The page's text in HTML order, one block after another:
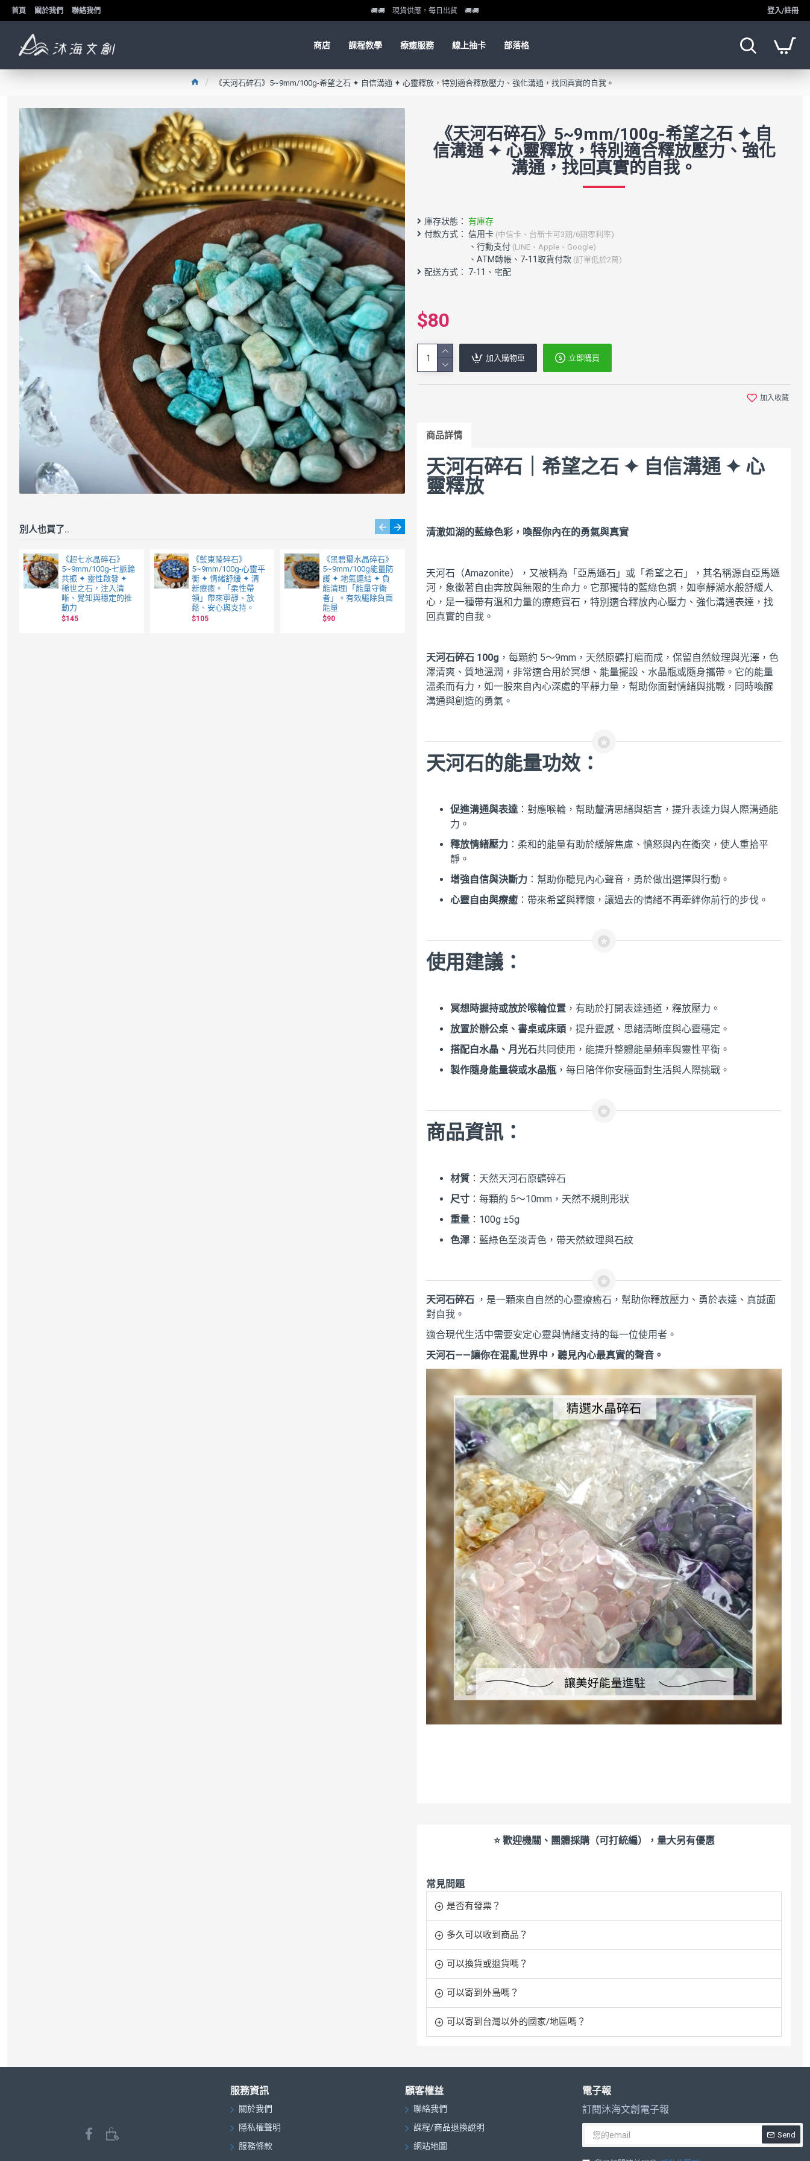
首頁 關於我們 聯絡我們 🚚🚚 現貨供應，每日出貨 🚚🚚 登入/註冊
商店 課程教學 療癒服務 線上抽卡 部落格
《天河石碎石》5~9mm/100g-希望之石 ✦ 自信溝通 ✦ 心靈釋放，特別適合釋放壓力、強化溝通，找回真實的自我。
別人也買了..
《超七水晶碎石》
5~9mm/100g-七脈輪
共振 ✦ 靈性啟發 ✦
稀世之石，注入清
晰、覺知與穩定的推
動力
$145
《藍東陵碎石》
5~9mm/100g-心靈平
衡 ✦ 情緒舒緩 ✦ 清
新療癒。「柔性帶
領」帶來寧靜、放
鬆、安心與支持。
$105
《黑碧璽水晶碎石》
5~9mm/100g能量防
護 ✦ 地氣連結 ✦ 負
能清理|「能量守衛
者」。有效驅除負面
能量
$90
/10支裝 附香插 火柴
盒大小 輕巧好攜帶 出
差旅行 香薰 燻香
$55
5~9mm/100g-靈性平
衡 ✦ 情緒療癒 ✦ 靈
魂覺醒，能量溫和而
強大，象徵著月光與
女性的能量
《天河石碎石》5~9mm/100g-希望之石 ✦ 自
信溝通 ✦ 心靈釋放，特別適合釋放壓力、強化
溝通，找回真實的自我。
庫存狀態： 有庫存
付款方式： 信用卡 (中信卡、台新卡可3期/6期零利率)
配送方式： 7-11、宅配
$80
加入購物車 立即購買
加入收藏
商品詳情
天河石碎石｜希望之石 ✦ 自信溝通 ✦ 心
靈釋放
清澈如湖的藍綠色彩，喚醒你內在的勇氣與真實
天河石（Amazonite），又被稱為「亞馬遜石」或「希望之石」，其名稱源自亞馬遜
河，象徵著自由奔放與無限的生命力。它那獨特的藍綠色調，如寧靜湖水般舒緩人
心，是一種帶有溫和力量的療癒寶石，特別適合釋放內心壓力、強化溝通表達，找
回真實的自我。
天河石碎石 100g ，每顆約 5～9mm，天然原礦打磨而成，保留自然紋理與光澤，色
澤清爽、質地溫潤，非常適合用於冥想、能量擺設、水晶瓶或隨身攜帶。它的能量
溫柔而有力，如一股來自內心深處的平靜力量，幫助你面對情緒與挑戰，同時喚醒
溝通與創造的勇氣。
天河石的能量功效：
促進溝通與表達：對應喉輪，幫助釐清思緒與語言，提升表達力與人際溝通能
力。
釋放情緒壓力 ：柔和的能量有助於緩解焦慮、憤怒與內在衝突，使人重拾平
靜。
增強自信與決斷力 ：幫助你聽見內心聲音，勇於做出選擇與行動。
心靈自由與療癒 ：帶來希望與釋懷，讓過去的情緒不再牽絆你前行的步伐。
使用建議：
冥想時握持或放於喉輪位置 ，有助於打開表達通道，釋放壓力。
放置於辦公桌、書桌或床頭 ，提升靈感、思緒清晰度與心靈穩定。
搭配白水晶、月光石共同使用，能提升整體能量頻率與靈性平衡。
製作隨身能量袋或水晶瓶，每日陪伴你安穩面對生活與人際挑戰。
商品資訊：
材質 ：天然天河石原礦碎石
尺寸 ：每顆約 5～10mm，天然不規則形狀
重量 ：100g ±5g
色澤 ：藍綠色至淡青色，帶天然紋理與石紋
天河石碎石 ，是一顆來自自然的心靈療癒石，幫助你釋放壓力、勇於表達、真誠面
對自我。
適合現代生活中需要安定心靈與情緒支持的每一位使用者。
天河石——讓你在混亂世界中，聽見內心最真實的聲音。
⭐ 歡迎機關、團體採購（可打統編），量大另有優惠
常見問題
是否有發票？
多久可以收到商品？
可以換貨或退貨嗎？
可以寄到外島嗎？
可以寄到台灣以外的國家/地區嗎？
服務資訊
關於我們
隱私權聲明
服務條款
顧客權益
聯絡我們
課程/商品退換說明
網站地圖
電子報
訂閱沐海文創電子報
Send